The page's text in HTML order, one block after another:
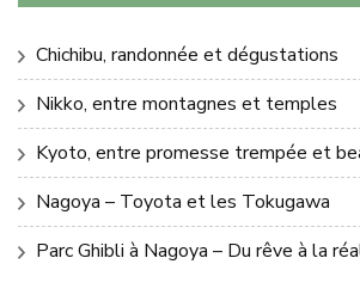
Chichibu, randonnée et dégustations
Nikko, entre montagnes et temples
Kyoto, entre promesse trempée et
Nagoya – Toyota et les Tokugawa
Parc Ghibli à Nagoya – Du rêve à la